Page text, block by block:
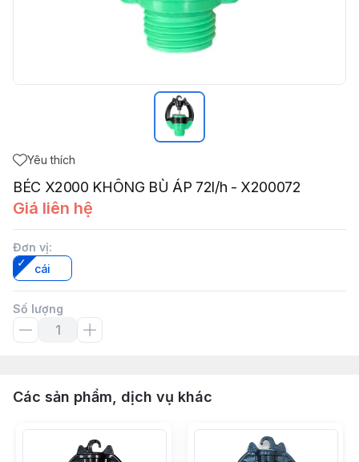
Yêu thích
BÉC X2000 KHÔNG BÙ ÁP 72l/h - X200072
Giá liên hệ
Đơn vị:
cái
Số lượng
Các sản phẩm, dịch vụ khác